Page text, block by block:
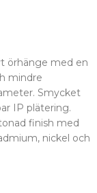
örhänge med en
mindre
Smycket
IP plätering.
finish med
nickel och